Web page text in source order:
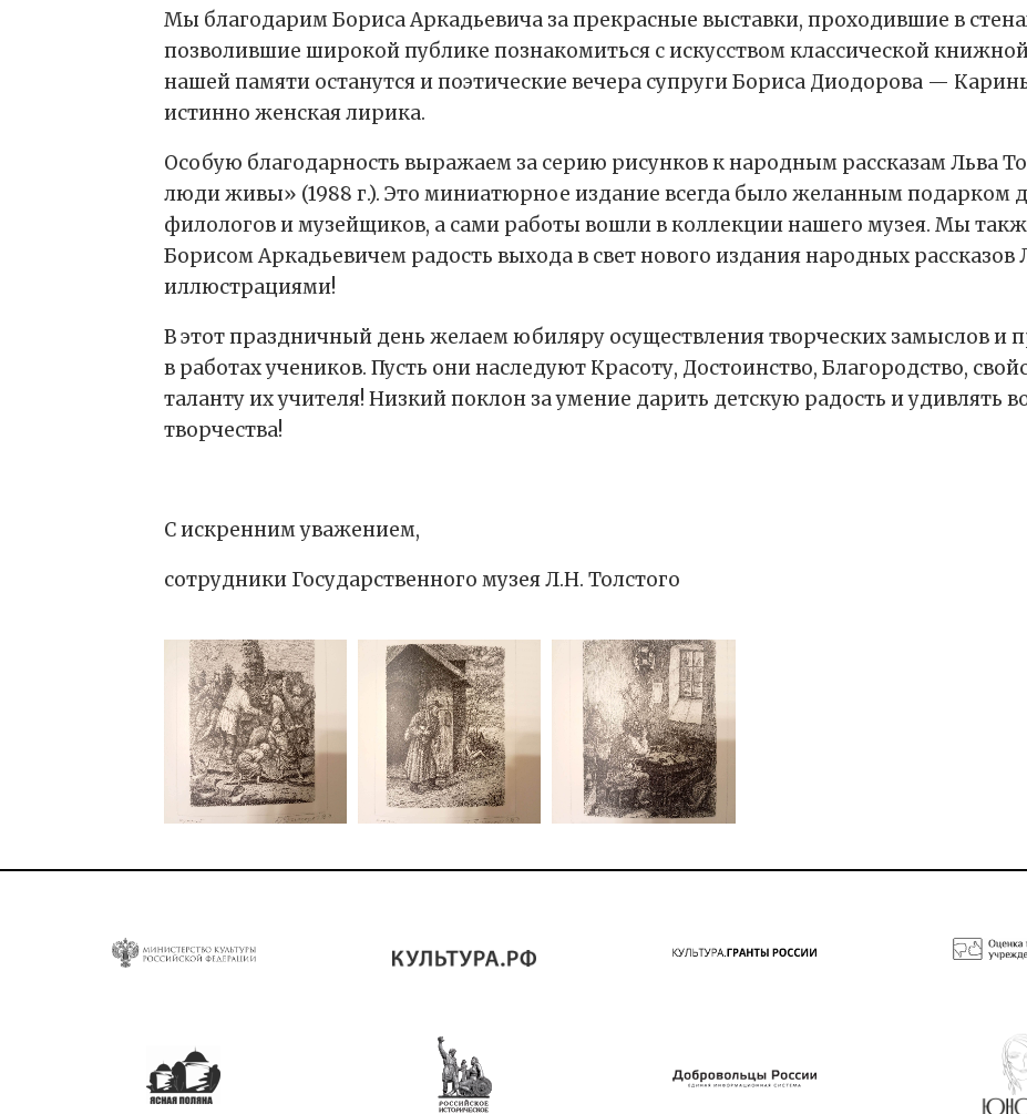
Мы благодарим Бориса Аркадьевича за прекрасные выставки, проходившие в
позволившие широкой публике познакомиться с искусством классической
нашей памяти останутся и поэтические вечера супруги Бориса Диодорова —
истинно женская лирика.
Особую благодарность выражаем за серию рисунков к народным рассказам Льва
люди живы» (1988 г.). Это миниатюрное издание всегда было желанным подарком
филологов и музейщиков, а сами работы вошли в коллекции нашего музея. Мы
Борисом Аркадьевичем радость выхода в свет нового издания народных рассказов
иллюстрациями!
В этот праздничный день желаем юбиляру осуществления творческих замыслов и
в работах учеников. Пусть они наследуют Красоту, Достоинство, Благородство,
таланту их учителя! Низкий поклон за умение дарить детскую радость и удивлять
творчества!
С искренним уважением,
сотрудники Государственного музея Л.Н. Толстого